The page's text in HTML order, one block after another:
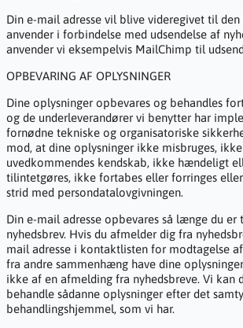
Din e-mail adresse vil blive videregivet til den
anvender i forbindelse med udsendelse af
anvender vi eksempelvis MailChimp til
OPBEVARING AF OPLYSNINGER
Dine oplysninger opbevares og behandles
og de underleverandører vi benytter har
fornødne tekniske og organisatoriske
mod, at dine oplysninger ikke misbruges,
uvedkommendes kendskab, ikke hændeligt
tilintetgøres, ikke fortabes eller forringes
strid med persondatalovgivningen.
Din e-mail adresse opbevares så længe du er
nyhedsbrev. Hvis du afmelder dig fra
mail adresse i kontaktlisten for modtagelse
fra andre sammenhæng have dine
ikke af en afmelding fra nyhedsbreve. Vi kan
behandle sådanne oplysninger efter det
behandlingshjemmel, som vi har.